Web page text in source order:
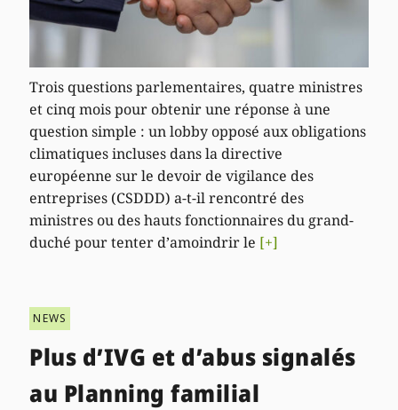
Trois questions parlementaires, quatre ministres
et cinq mois pour obtenir une réponse à une
question simple : un lobby opposé aux obligations
climatiques incluses dans la directive
européenne sur le devoir de vigilance des
entreprises (CSDDD) a-t-il rencontré des
ministres ou des hauts fonctionnaires du grand-
duché pour tenter d’amoindrir le [+]
NEWS
Plus d’IVG et d’abus signalés
au Planning familial